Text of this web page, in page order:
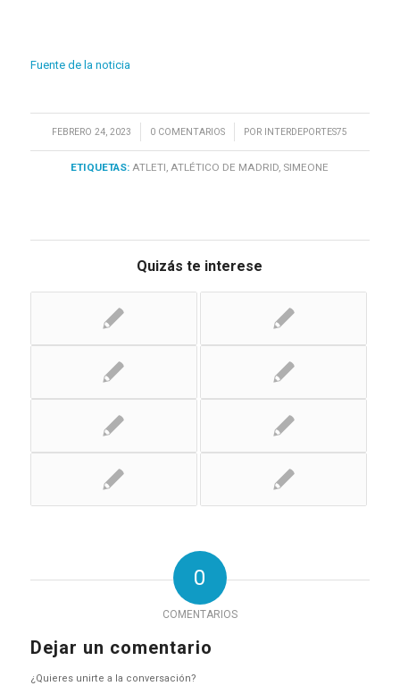
Fuente de la noticia
FEBRERO 24, 2023
/ 0 COMENTARIOS
/ POR INTERDEPORTES75
ETIQUETAS: ATLETI,ATLÉTICO DE MADRID, SIMEONE
Quizás te interese
0
COMENTARIOS
Dejar un comentario
¿Quieres unirte a la conversación?